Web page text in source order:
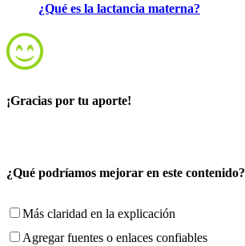
¿Qué es la lactancia materna?
¡Gracias por tu aporte!
¿Qué podríamos mejorar en este contenido?
Más claridad en la explicación
Agregar fuentes o enlaces confiables